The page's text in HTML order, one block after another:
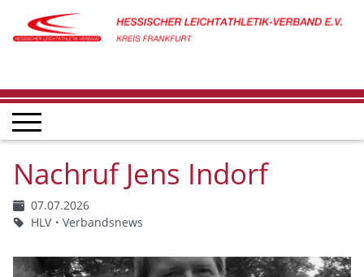
Nachruf Jens Indorf
07.07.2026
HLV
Verbandsnews